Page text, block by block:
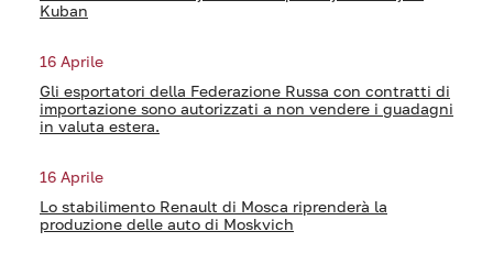
Kuban
16 Aprile
Gli esportatori della Federazione Russa con contratti di
importazione sono autorizzati a non vendere i guadagni
in valuta estera.
16 Aprile
Lo stabilimento Renault di Mosca riprenderà la
produzione delle auto di Moskvich